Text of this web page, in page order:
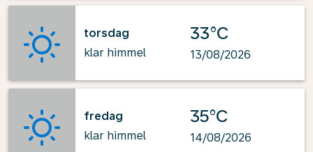
torsdag
klar himmel
33°C
13/08/2026
fredag
klar himmel
35°C
14/08/2026